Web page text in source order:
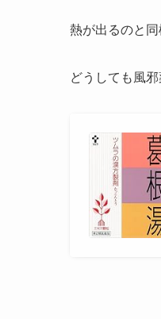
熱が出るのと
どうしても風